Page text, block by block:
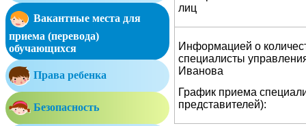
Вакантные места для
приема (перевода)
обучающихся
Права ребенка
Безопасность
лиц
Информацией о
специалисты
Иванова
График приема
представителей):